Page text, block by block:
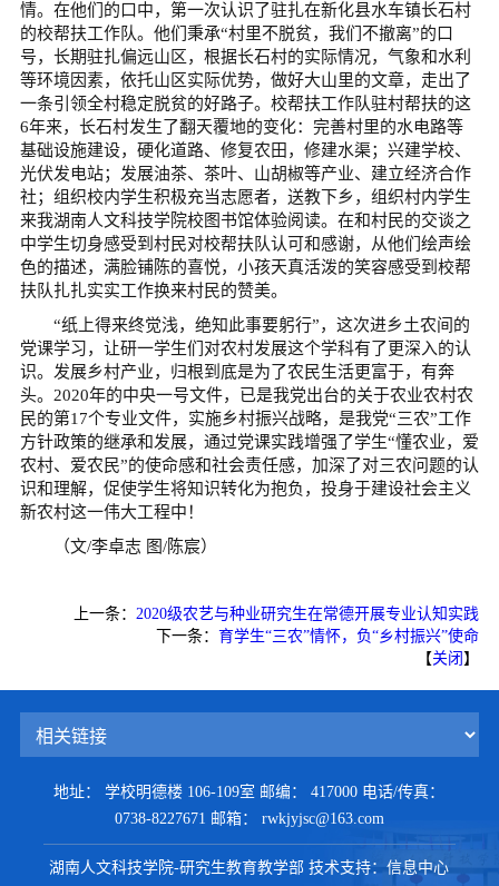
情。在他们的口中，第一次认识了驻扎在新化县水车镇长石村
的校帮扶工作队。他们秉承“村里不脱贫，我们不撤离”的口
号，长期驻扎偏远山区，根据长石村的实际情况，气象和水利
等环境因素，依托山区实际优势，做好大山里的文章，走出了
一条引领全村稳定脱贫的好路子。校帮扶工作队驻村帮扶的这
6年来，长石村发生了翻天覆地的变化：完善村里的水电路等
基础设施建设，硬化道路、修复农田，修建水渠；兴建学校、
光伏发电站；发展油茶、茶叶、山胡椒等产业、建立经济合作
社；组织校内学生积极充当志愿者，送教下乡，组织村内学生
来我湖南人文科技学院校图书馆体验阅读。在和村民的交谈之
中学生切身感受到村民对校帮扶队认可和感谢，从他们绘声绘
色的描述，满脸铺陈的喜悦，小孩天真活泼的笑容感受到校帮
扶队扎扎实实工作换来村民的赞美。
“纸上得来终觉浅，绝知此事要躬行”，这次进乡土农间的
党课学习，让研一学生们对农村发展这个学科有了更深入的认
识。发展乡村产业，归根到底是为了农民生活更富于，有奔
头。2020年的中央一号文件，已是我党出台的关于农业农村农
民的第17个专业文件，实施乡村振兴战略，是我党“三农”工作
方针政策的继承和发展，通过党课实践增强了学生“懂农业，爱
农村、爱农民”的使命感和社会责任感，加深了对三农问题的认
识和理解，促使学生将知识转化为抱负，投身于建设社会主义
新农村这一伟大工程中！
（文/李卓志 图/陈宸）
上一条： 2020级农艺与种业研究生在常德开展专业认知实践
下一条：育学生“三农”情怀，负“乡村振兴”使命
【关闭 】
地址： 学校明德楼 106-109室 邮编： 417000 电话/传真：
0738-8227671 邮箱： rwkjyjsc@163.com
湖南人文科技学院-研究生教育教学部技术支持：信息中心